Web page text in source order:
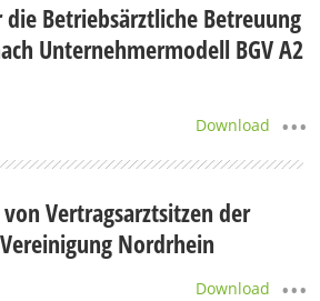
Betriebsärztliche Betreuung
Unternehmermodell BGV A2
Download
Vertragsarztsitzen der
Nordrhein
Download